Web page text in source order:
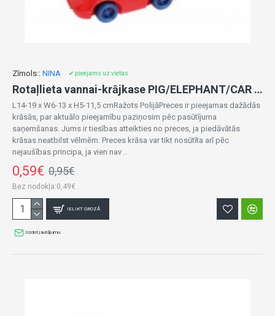
Zīmols:: NINA ✔ pieejams uz vietas
Rotaļlieta vannai-krājkase PIG/ELEPHANT/CAR 00123
L14-19 x W6-13 x H5-11,5 cmRažots PolijāPreces ir pieejamas dažādās
krāsās, par aktuālo pieejamību paziņosim pēc pasūtījuma
saņemšanas. Jums ir tiesības atteikties no preces, ja piedāvātās
krāsas neatbilst vēlmēm. Preces krāsa var tikt nosūtīta arī pēc
nejaušības principa, ja vien nav ..
0,59€ 0,95€
Bez nodokļa:0,49€
IELIKT GROZĀ
Uzdot jautājumu